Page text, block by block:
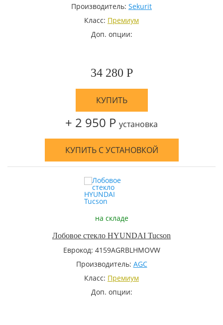
Производитель: Sekurit
Класс: Премиум
Доп. опции:
34 280 Р
КУПИТЬ
+ 2 950 Р установка
КУПИТЬ С УСТАНОВКОЙ
на складе
Лобовое стекло HYUNDAI Tucson
Еврокод: 4159AGRBLHMOVW
Производитель: AGC
Класс: Премиум
Доп. опции: